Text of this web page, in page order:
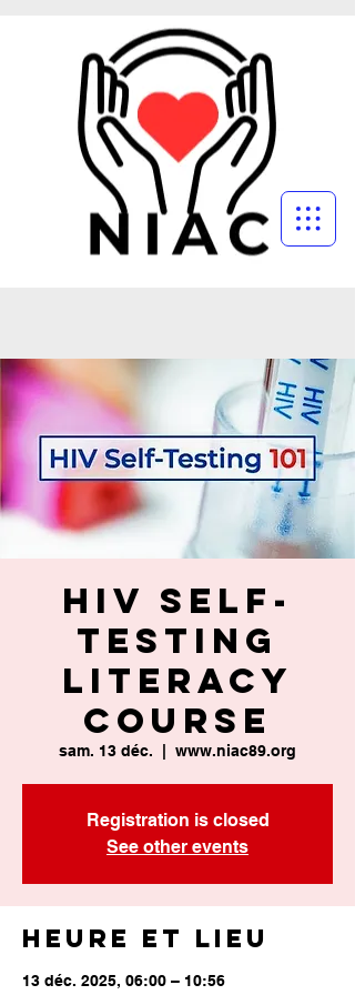
HIV Self-
Testing
Literacy
Course
sam. 13 déc. www.niac89.org
Registration is closed
See other events
Heure et lieu
13 déc. 2025, 06:00 – 10:56